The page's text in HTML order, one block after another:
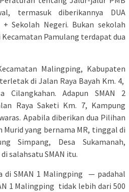
termasuk diberikannya DUA
Sekolah Negeri. Bukan sekolah
Kecamatan Pamulang terdapat dua
Malingping, Kabupaten
di Jalan Raya Bayah Km. 4,
Cilangkahan. Adapun SMAN 2
Raya Saketi Km. 7, Kampung
Apabila diberikan dua Pilihan
Murid yang bernama MR, tinggal di
Simpang, Desa Sukamanah,
salahsatu SMAN itu.
di SMAN 1 Malingping — padahal
1 Malingping tidak lebih dari 500